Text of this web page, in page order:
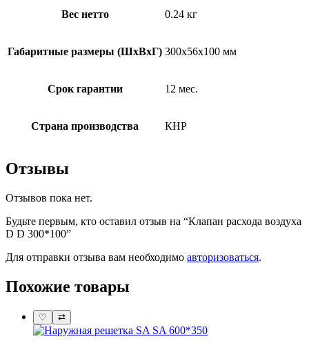
Вес нетто 0.24 кг
Габаритные размеры (ШxВxГ) 300x56x100 мм
Срок гарантии 12 мес.
Страна производства КНР
Отзывы
Отзывов пока нет.
Будьте первым, кто оставил отзыв на “Клапан расхода воздуха
D D 300*100”
Для отправки отзыва вам необходимо авторизоваться.
Похожие товары
♡ ⇄